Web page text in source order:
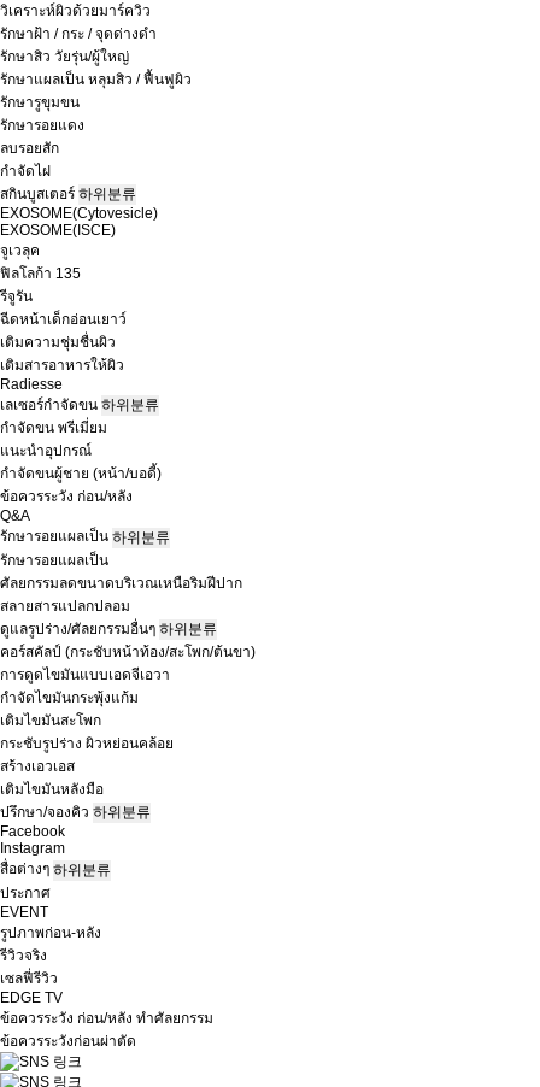
วิเคราะห์ผิวด้วยมาร์ควิว
รักษาฝ้า / กระ / จุดด่างดำ
รักษาสิว วัยรุ่น/ผู้ใหญ่
รักษาแผลเป็น หลุมสิว / ฟื้นฟูผิว
รักษารูขุมขน
รักษารอยแดง
ลบรอยสัก
กำจัดไฝ
สกินบูสเตอร์ 하위분류
EXOSOME(Cytovesicle)
EXOSOME(ISCE)
จูเวลุค
ฟิลโลก้า 135
รีจูรัน
ฉีดหน้าเด็กอ่อนเยาว์
เติมความชุ่มชื่นผิว
เติมสารอาหารให้ผิว
Radiesse
เลเซอร์กำจัดขน 하위분류
กำจัดขน พรีเมี่ยม
แนะนำอุปกรณ์
กำจัดขนผู้ชาย (หน้า/บอดี้)
ข้อควรระวัง ก่อน/หลัง
Q&A
รักษารอยแผลเป็น 하위분류
รักษารอยแผลเป็น
ศัลยกรรมลดขนาดบริเวณเหนือริมฝีปาก
สลายสารแปลกปลอม
ดูแลรูปร่าง/ศัลยกรรมอื่นๆ 하위분류
คอร์สคัลป์ (กระชับหน้าท้อง/สะโพก/ต้นขา)
การดูดไขมันแบบเอดจีเอวา
กำจัดไขมันกระพุ้งแก้ม
เติมไขมันสะโพก
กระชับรูปร่าง ผิวหย่อนคล้อย
สร้างเอวเอส
เติมไขมันหลังมือ
ปรึกษา/จองคิว 하위분류
Facebook
Instagram
สื่อต่างๆ 하위분류
ประกาศ
EVENT
รูปภาพก่อน-หลัง
รีวิวจริง
เซลฟี่รีวิว
EDGE TV
ข้อควรระวัง ก่อน/หลัง ทำศัลยกรรม
ข้อควรระวังก่อนผ่าตัด